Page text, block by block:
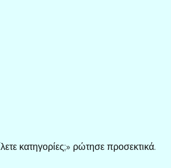
κατηγορίες;» ρώτησε προσεκτικά.